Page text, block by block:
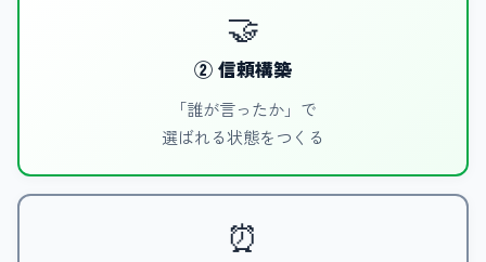
🤝
② 信頼構築
「誰が言ったか」で
選ばれる状態をつくる
⏰